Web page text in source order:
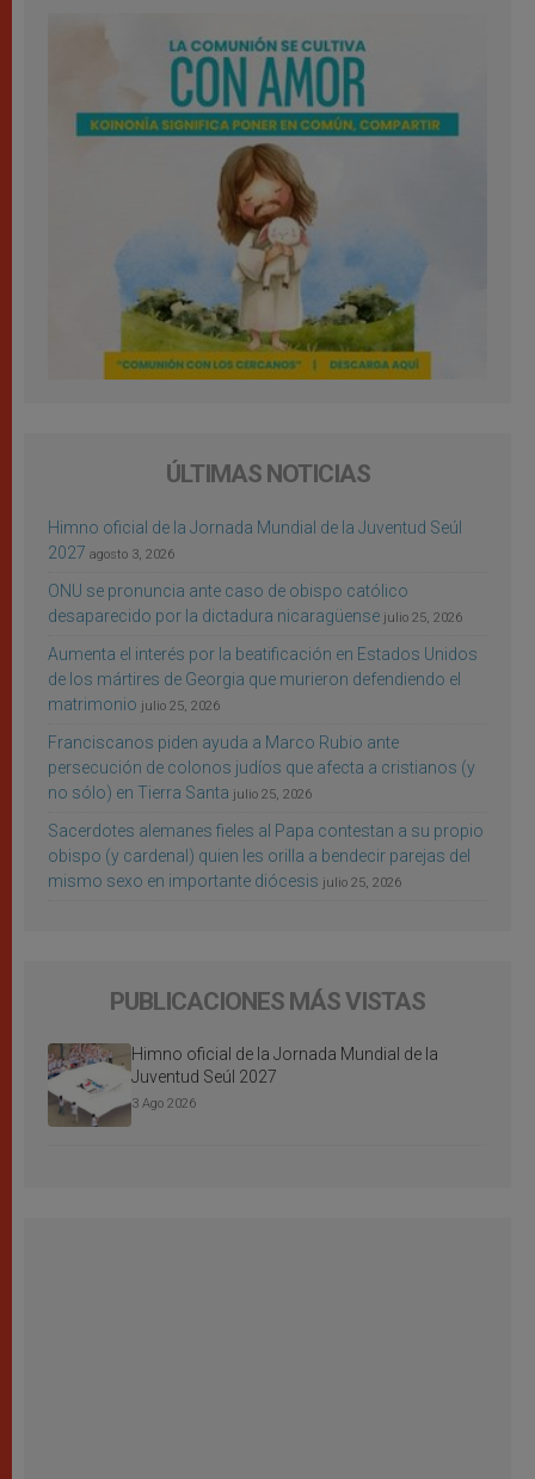
ÚLTIMAS NOTICIAS
Himno oficial de la Jornada Mundial de la Juventud Seúl
2027 agosto 3, 2026
ONU se pronuncia ante caso de obispo católico
desaparecido por la dictadura nicaragüense julio 25, 2026
Aumenta el interés por la beatificación en Estados Unidos
de los mártires de Georgia que murieron defendiendo el
matrimonio julio 25, 2026
Franciscanos piden ayuda a Marco Rubio ante
persecución de colonos judíos que afecta a cristianos (y
no sólo) en Tierra Santa julio 25, 2026
Sacerdotes alemanes fieles al Papa contestan a su propio
obispo (y cardenal) quien les orilla a bendecir parejas del
mismo sexo en importante diócesis julio 25, 2026
PUBLICACIONES MÁS VISTAS
Himno oficial de la Jornada Mundial de la
Juventud Seúl 2027
3 Ago 2026